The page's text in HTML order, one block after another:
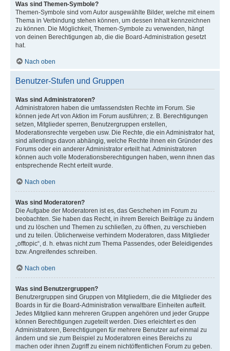
Was sind Themen-Symbole?
Themen-Symbole sind vom Autor ausgewählte Bilder, welche mit einem
Thema in Verbindung stehen können, um dessen Inhalt kennzeichnen
zu können. Die Möglichkeit, Themen-Symbole zu verwenden, hängt
von deinen Berechtigungen ab, die die Board-Administration gesetzt
hat.
Nach oben
Benutzer-Stufen und Gruppen
Was sind Administratoren?
Administratoren haben die umfassendsten Rechte im Forum. Sie
können jede Art von Aktion im Forum ausführen; z. B. Berechtigungen
setzen, Mitglieder sperren, Benutzergruppen erstellen,
Moderationsrechte vergeben usw. Die Rechte, die ein Administrator hat,
sind allerdings davon abhängig, welche Rechte ihnen ein Gründer des
Forums oder ein anderer Administrator erteilt hat. Administratoren
können auch volle Moderationsberechtigungen haben, wenn ihnen das
entsprechende Recht erteilt wurde.
Nach oben
Was sind Moderatoren?
Die Aufgabe der Moderatoren ist es, das Geschehen im Forum zu
beobachten. Sie haben das Recht, in ihrem Bereich Beiträge zu ändern
und zu löschen und Themen zu schließen, zu öffnen, zu verschieben
und zu teilen. Üblicherweise verhindern Moderatoren, dass Mitglieder
„offtopic“, d. h. etwas nicht zum Thema Passendes, oder Beleidigendes
bzw. Angreifendes schreiben.
Nach oben
Was sind Benutzergruppen?
Benutzergruppen sind Gruppen von Mitgliedern, die die Mitglieder des
Boards in für die Board-Administration verwaltbare Einheiten aufteilt.
Jedes Mitglied kann mehreren Gruppen angehören und jeder Gruppe
können Berechtigungen zugeteilt werden. Dies erleichtert es den
Administratoren, Berechtigungen für mehrere Benutzer auf einmal zu
ändern und sie zum Beispiel zu Moderatoren eines Bereichs zu
machen oder ihnen Zugriff zu einem nichtöffentlichen Forum zu geben.